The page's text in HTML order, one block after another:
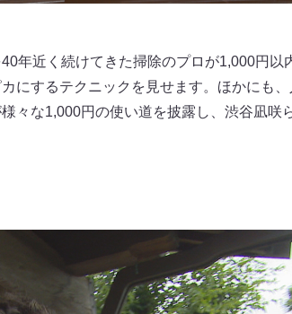
年近く続けてきた掃除のプロが1,000円以
にするテクニックを見せます。ほかにも
々な1,000円の使い道を披露し、渋谷凪咲